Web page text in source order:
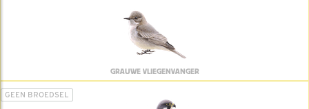
GRAUWE VLIEGENVANGER
GEEN BROEDSEL